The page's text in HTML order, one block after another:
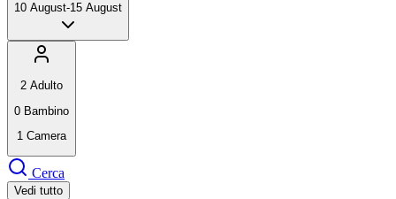
10 August-15 August
2 Adulto
0 Bambino
1 Camera
Cerca
Vedi tutto